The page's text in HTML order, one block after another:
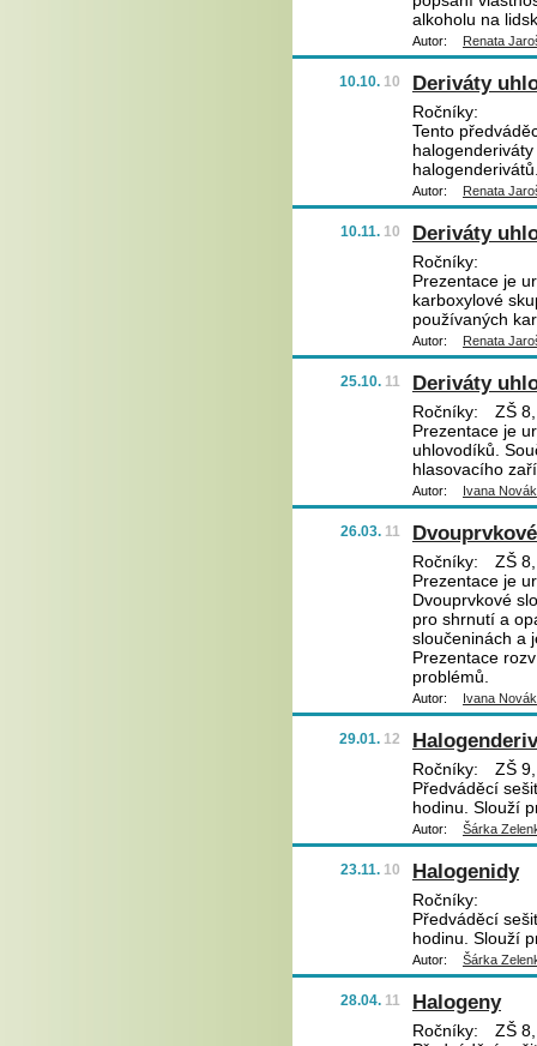
alkoholu na
Autor: Renata
10.10. 10 Deriváty
Ročníky:
Tento
Autor: Renata
10.11. 10 Deriváty
Ročníky:
Prezentace je
karboxylové
používaných
Autor: Renata
25.10. 11 Deriváty
Ročníky:
ZŠ
Prezentace je
uhlovodíků.
hlasovacího
Autor: Ivana
26.03. 11
Ročníky:
ZŠ
Prezentace je
Dvouprvkové
pro shrnutí a
sloučeninách a
Prezentace
problémů.
Autor: Ivana
29.01. 12
Ročníky:
ZŠ 9,
Předváděcí
hodinu. Slouží
Autor: Šárka
23.11. 10 Halogenidy
Ročníky:
Předváděcí
hodinu. Slouží
Autor: Šárka
28.04. 11 Halogeny
Ročníky:
ZŠ